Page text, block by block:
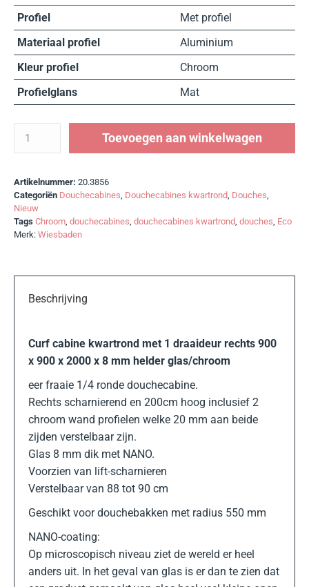
Profiel
Met profiel
Materiaal profiel
Aluminium
Kleur profiel
Chroom
Profielglans
Mat
Toevoegen aan winkelwagen
Artikelnummer: 20.3856
Categoriën Douchecabines, Douchecabines kwartrond, Douches,
Nieuw
Tags Chroom, douchecabines, douchecabines kwartrond, douches, Eco
Merk: Wiesbaden
Beschrijving
Curf cabine kwartrond met 1 draaideur rechts 900
x 900 x 2000 x 8 mm helder glas/chroom
eer fraaie 1/4 ronde douchecabine.
Rechts scharnierend en 200cm hoog inclusief 2
chroom wand profielen welke 20 mm aan beide
zijden verstelbaar zijn.
Glas 8 mm dik met NANO.
Voorzien van lift-scharnieren
Verstelbaar van 88 tot 90 cm
Geschikt voor douchebakken met radius 550 mm
NANO-coating:
Op microscopisch niveau ziet de wereld er heel
anders uit. In het geval van glas is er dan te zien dat